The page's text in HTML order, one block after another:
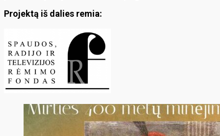
Projektą iš dalies remia: